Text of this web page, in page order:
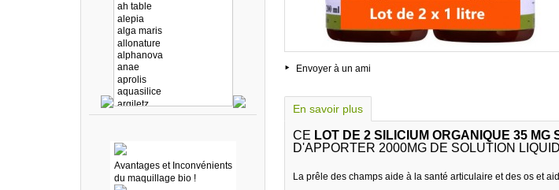
Avantages et Inconvénients
du maquillage bio !
Envoyer à un ami
En savoir plus
CE LOT DE 2 SILICIUM ORGANIQUE 35
D'APPORTER 2000MG DE SOLUTION
La prêle des champs aide à la santé articulaire et des os et